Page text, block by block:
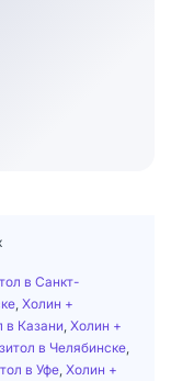
в Санкт-
Холин +
в Казани Холин +
в Челябинске
в Уфе Холин +